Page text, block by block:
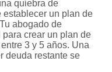
quiebra de
establecer un plan de
abogado de
crear un plan de
3 y 5 años. Una
deuda restante se